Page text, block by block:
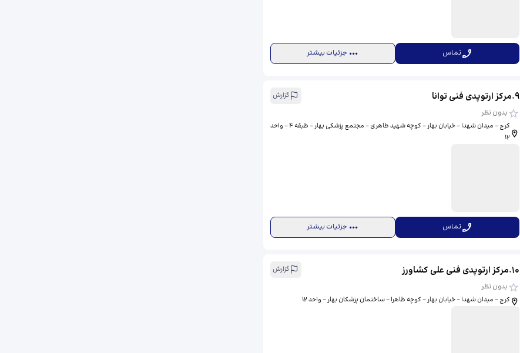
تماس جزئیات بیشتر
9
.مرکز ارتوپدی فنی توانا گزارش
بدون نظر
کرج – میدان شهدا – خیابان بهار – کوچه شهید طاهری – مجتمع پزشکی بهار – طبقه ۴ – واحد
۱۲
تماس جزئیات بیشتر
10
.مرکز ارتوپدی فنی علی کشاورز گزارش
بدون نظر
کرج – میدان شهدا – خیابان بهار – کوچه طاهرا – ساختمان پزشکان بهار – واحد ۱۲